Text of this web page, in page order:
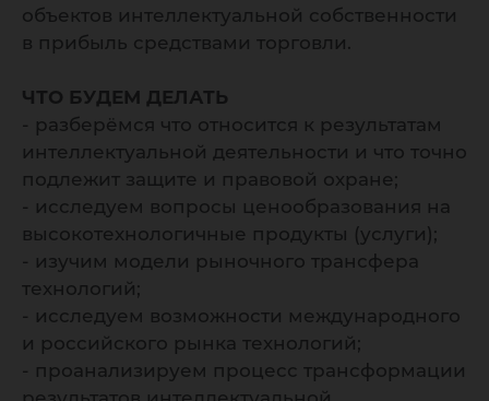
объектов интеллектуальной собственности
в прибыль средствами торговли.
ЧТО БУДЕМ ДЕЛАТЬ
- разберёмся что относится к результатам
интеллектуальной деятельности и что точно
подлежит защите и правовой охране;
- исследуем вопросы ценообразования на
высокотехнологичные продукты (услуги);
- изучим модели рыночного трансфера
технологий;
- исследуем возможности международного
и российского рынка технологий;
- проанализируем процесс трансформации